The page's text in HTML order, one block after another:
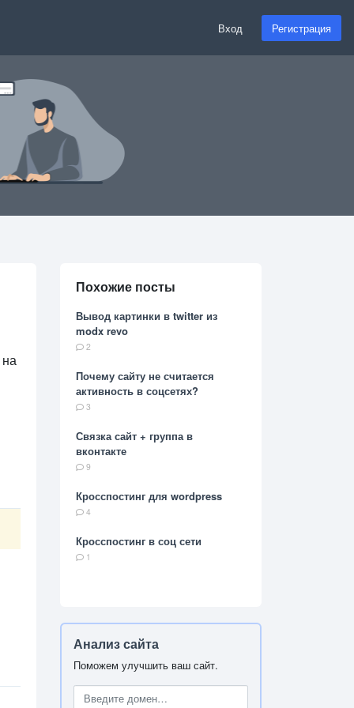
Вход Регистрация
на
Похожие посты
Вывод картинки в twitter из
modx revo
2
Почему сайту не считается
активность в соцсетях?
3
Связка сайт + группа в
вконтакте
9
Кросспостинг для wordpress
4
Кросспостинг в соц сети
1
Анализ сайта
Поможем улучшить ваш сайт.